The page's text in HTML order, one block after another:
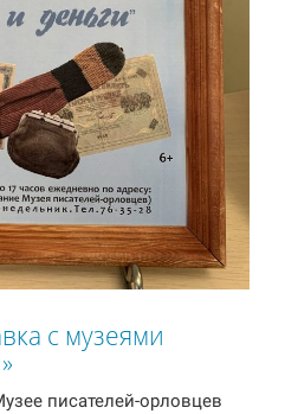
с музеями
писателей-орловцев